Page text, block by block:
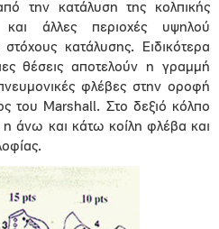
την κατάλυση της κολπικής
και άλλες περιοχές υψηλού
κατάλυσης. Ειδικότερα
θέσεις αποτελούν η γραμμή
φλέβες στην οροφή
του Marshall. Στο δεξιό κόλπο
η άνω και κάτω κοίλη φλέβα και